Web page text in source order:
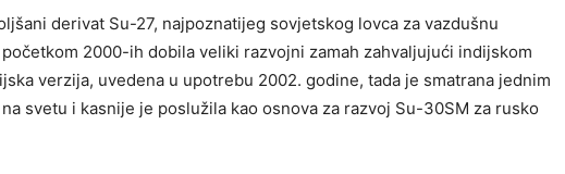
derivat Su-27, najpoznatijeg sovjetskog lovca za vazdušnu
2000-ih dobila veliki razvojni zamah zahvaljujući indijskom
verzija, uvedena u upotrebu 2002. godine, tada je smatrana jednim
svetu i kasnije je poslužila kao osnova za razvoj Su-30SM za rusko